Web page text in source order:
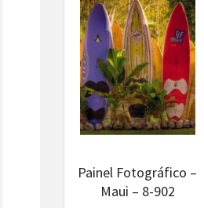
Painel Fotográfico –
Maui – 8-902